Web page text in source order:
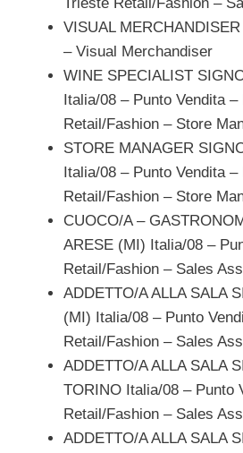
VISUAL
– Visual Merchandiser
WINE SPECIALIST
Italia/08 – Punto Vendita –
Retail/Fashion – Store
STORE MANAGER
Italia/08 – Punto Vendita –
Retail/Fashion – Store
CUOCO/A –
ARESE (MI) Italia/08 –
Retail/Fashion – Sales
ADDETTO/A ALLA SALA
(MI) Italia/08 – Punto
Retail/Fashion – Sales
ADDETTO/A ALLA SALA
TORINO Italia/08 – Punto
Retail/Fashion – Sales
ADDETTO/A ALLA SALA